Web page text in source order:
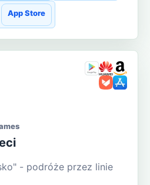
App Store
- podróże przez linie